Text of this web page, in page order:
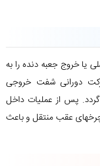
خروج جعبه دنده را به
دورانی شفت خروجی
پس از عملیات داخل
عقب منتقل و باعث